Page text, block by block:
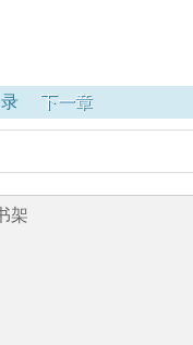
下一章
架